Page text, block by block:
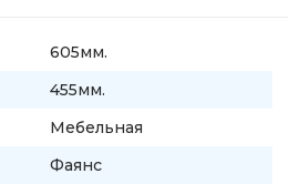
605мм.
455мм.
Мебельная
Фаянс